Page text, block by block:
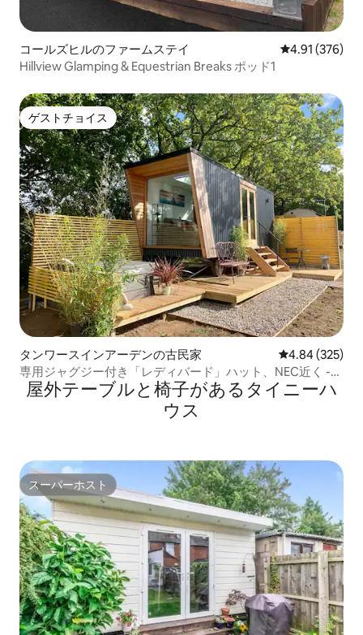
コールズヒルのファームステイ レビュー376
4.91 (376)
Hillview Glamping & Equestrian Breaks ポッド1
ゲストチョイス
ゲストチョイス
タンワースインアーデンの古民家 レビュー325
4.84 (325)
専用ジャグジー付き「レディバード」ハット、NEC近く -
Wi-Fi
屋外テーブルと椅子があるタイニーハ
ウス
スーパーホスト
スーパーホスト